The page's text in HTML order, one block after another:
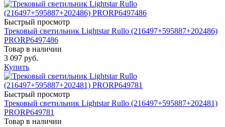
Быстрый просмотр
Трековый светильник Lightstar Rullo (216497+595887+202486)
PRORP6497486
Товар в наличии
3 097 руб.
Купить
Быстрый просмотр
Трековый светильник Lightstar Rullo (216497+595887+202481)
PRORP649781
Товар в наличии